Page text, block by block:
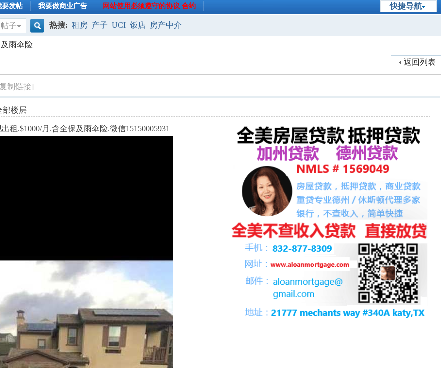
快捷导航
要发帖 我要做商业广告 网站使用必须遵守的协议 合约
帖子
索
热搜: 租房 产子 UCI 饭店 房产中介
雨伞险
返回列表
制链接]
部楼层
租.$1000/月.含全保及雨伞险.微信15150005931